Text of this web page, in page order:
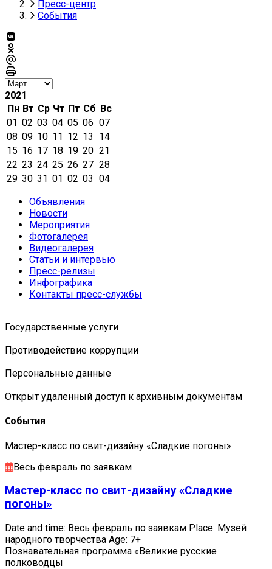
Пресс-центр
События
2021
Пн Вт Ср Чт Пт Сб Вс
01 02 03 04 05 06 07
08 09 10 11 12 13
14
15 16 17 18 19 20 21
22 23 24 25 26 27 28
29 30 31 01 02 03 04
Объявления
Новости
Мероприятия
Фотогалерея
Видеогалерея
Статьи и интервью
Пресс-релизы
Инфографика
Контакты пресс-службы
Государственные услуги
Противодействие коррупции
Персональные данные
Открыт удаленный доступ к архивным документам
События
Мастер-класс по свит-дизайну «Сладкие погоны»
Весь февраль по заявкам
Мастер-класс по свит-дизайну «Сладкие
погоны»
Date and time: Весь февраль по заявкам Place: Музей
народного творчества Age: 7+
Познавательная программа «Великие русские
полководцы